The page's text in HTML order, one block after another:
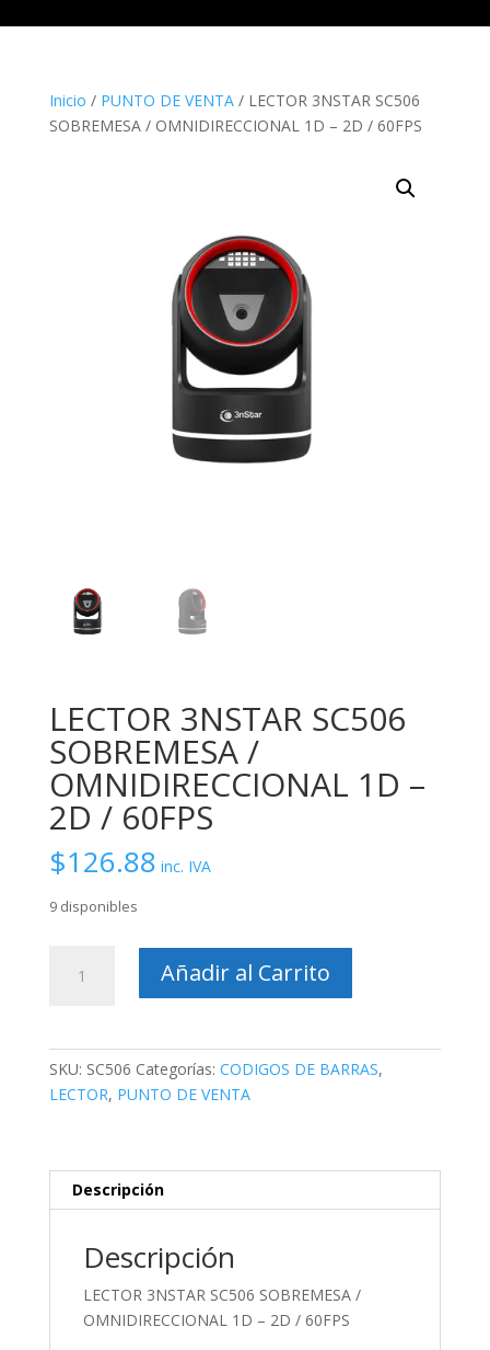
Inicio / PUNTO DE VENTA/ LECTOR 3NSTAR SC506
SOBREMESA / OMNIDIRECCIONAL 1D – 2D / 60FPS
LECTOR 3NSTAR SC506
SOBREMESA /
OMNIDIRECCIONAL 1D –
2D / 60FPS
$126.88 inc. IVA
9 disponibles
3NSTAR
OMNIDIRECCIONAL
60FPS
Añadir al Carrito
SKU: SC506 Categorías: CODIGOS DE BARRAS,
LECTOR, PUNTO DE VENTA
Descripción
Descripción
LECTOR 3NSTAR SC506 SOBREMESA /
OMNIDIRECCIONAL 1D – 2D / 60FPS